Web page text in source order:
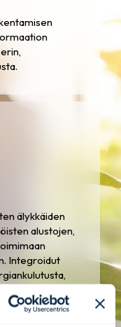
älykkäiden
alustojen,
Integroidut
asiakkaille